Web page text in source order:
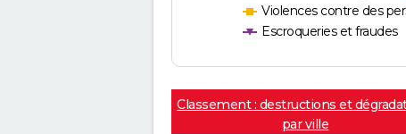
Violences contre des
Escroqueries et fraudes
Classement : destructions et
par ville